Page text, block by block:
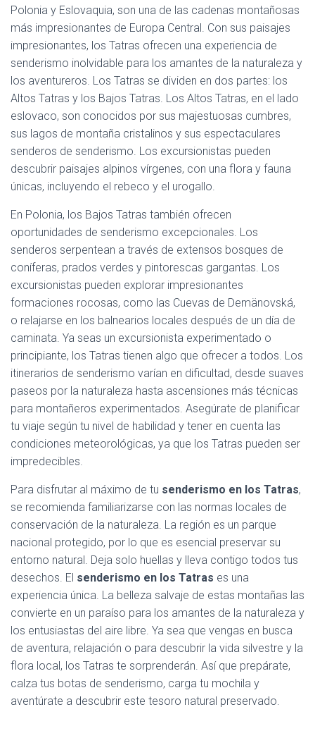
Polonia y Eslovaquia, son una de las cadenas montañosas
más impresionantes de Europa Central. Con sus paisajes
impresionantes, los Tatras ofrecen una experiencia de
senderismo inolvidable para los amantes de la naturaleza y
los aventureros. Los Tatras se dividen en dos partes: los
Altos Tatras y los Bajos Tatras. Los Altos Tatras, en el lado
eslovaco, son conocidos por sus majestuosas cumbres,
sus lagos de montaña cristalinos y sus espectaculares
senderos de senderismo. Los excursionistas pueden
descubrir paisajes alpinos vírgenes, con una flora y fauna
únicas, incluyendo el rebeco y el urogallo.
En Polonia, los Bajos Tatras también ofrecen
oportunidades de senderismo excepcionales. Los
senderos serpentean a través de extensos bosques de
coníferas, prados verdes y pintorescas gargantas. Los
excursionistas pueden explorar impresionantes
formaciones rocosas, como las Cuevas de Demänovská,
o relajarse en los balnearios locales después de un día de
caminata. Ya seas un excursionista experimentado o
principiante, los Tatras tienen algo que ofrecer a todos. Los
itinerarios de senderismo varían en dificultad, desde suaves
paseos por la naturaleza hasta ascensiones más técnicas
para montañeros experimentados. Asegúrate de planificar
tu viaje según tu nivel de habilidad y tener en cuenta las
condiciones meteorológicas, ya que los Tatras pueden ser
impredecibles.
Para disfrutar al máximo de tu senderismo en los Tatras,
se recomienda familiarizarse con las normas locales de
conservación de la naturaleza. La región es un parque
nacional protegido, por lo que es esencial preservar su
entorno natural. Deja solo huellas y lleva contigo todos tus
desechos. El senderismo en los Tatras es una
experiencia única. La belleza salvaje de estas montañas las
convierte en un paraíso para los amantes de la naturaleza y
los entusiastas del aire libre. Ya sea que vengas en busca
de aventura, relajación o para descubrir la vida silvestre y la
flora local, los Tatras te sorprenderán. Así que prepárate,
calza tus botas de senderismo, carga tu mochila y
aventúrate a descubrir este tesoro natural preservado.